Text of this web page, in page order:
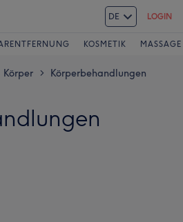
DE LOGIN
KOSMETIK MASSAGE
Körper > Körperbehandlungen